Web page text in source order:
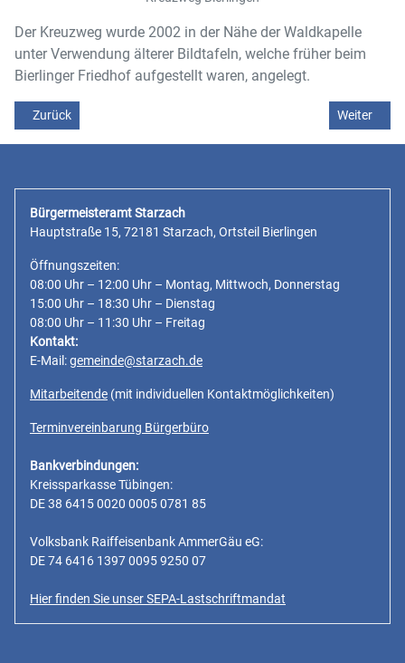
Der Kreuzweg wurde 2002 in der Nähe der Waldkapelle
unter Verwendung älterer Bildtafeln, welche früher beim
Bierlinger Friedhof aufgestellt waren, angelegt.
Vorheriger Beitrag: Kirche St. Peter und Paul
Zurück Nächster
Weiter
Bürgermeisteramt Starzach
Hauptstraße 15, 72181 Starzach, Ortsteil Bierlingen
Öffnungszeiten:
08:00 Uhr – 12:00 Uhr – Montag, Mittwoch, Donnerstag
15:00 Uhr – 18:30 Uhr – Dienstag
08:00 Uhr – 11:30 Uhr – Freitag
Kontakt:
E-Mail:gemeinde@starzach.de
Mitarbeitende (mit individuellen Kontaktmöglichkeiten)
Terminvereinbarung Bürgerbüro
Bankverbindungen:
Kreissparkasse Tübingen:
DE 38 6415 0020 0005 0781 85
Volksbank Raiffeisenbank AmmerGäu eG:
DE 74 6416 1397 0095 9250 07
Hier finden Sie unser SEPA-Lastschriftmandat